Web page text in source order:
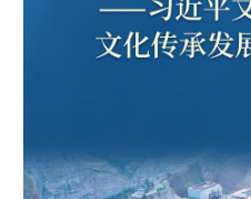
文化产业
辽宁 吉林